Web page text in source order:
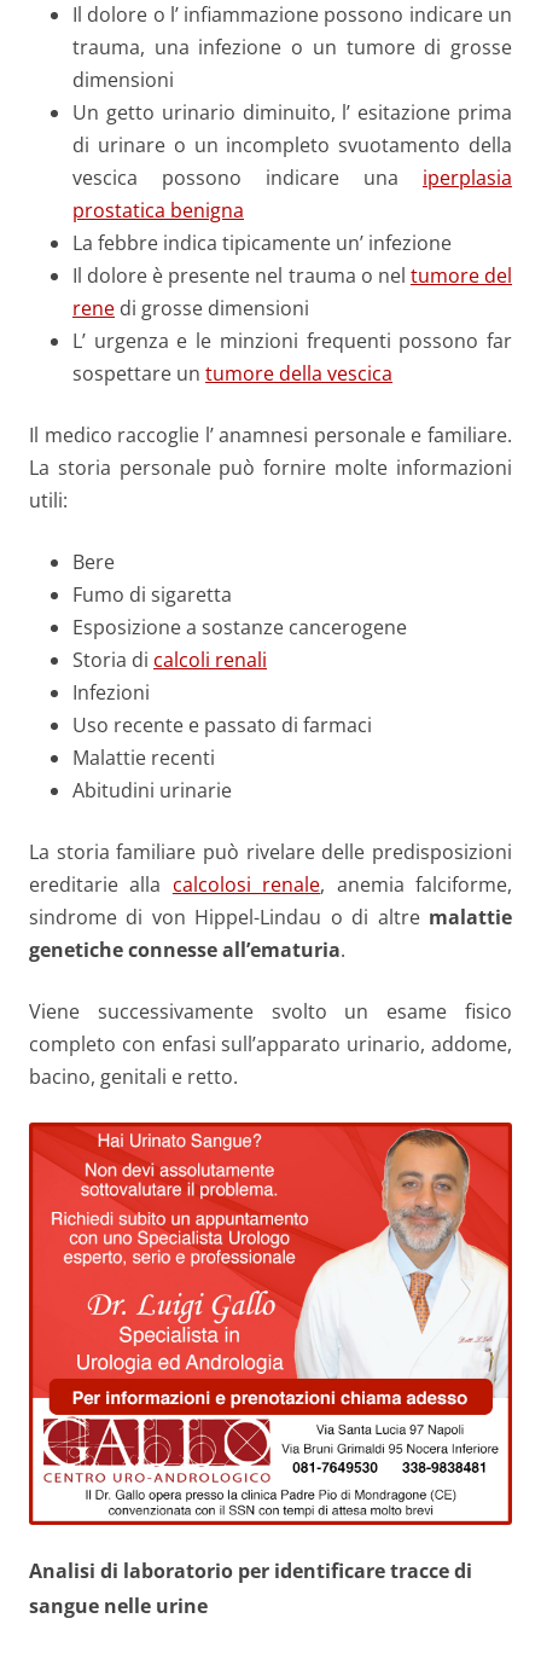
Il dolore o l’ infiammazione possono indicare un
trauma, una infezione o un tumore di grosse
dimensioni
Un getto urinario diminuito, l’ esitazione prima
di urinare o un incompleto svuotamento della
vescica possono indicare una iperplasia
prostatica benigna
La febbre indica tipicamente un’ infezione
Il dolore è presente nel trauma o nel tumore del
rene di grosse dimensioni
L’ urgenza e le minzioni frequenti possono far
sospettare un tumore della vescica
Il medico raccoglie l’ anamnesi personale e familiare.
La storia personale può fornire molte informazioni
utili:
Bere
Fumo di sigaretta
Esposizione a sostanze cancerogene
Storia di calcoli renali
Infezioni
Uso recente e passato di farmaci
Malattie recenti
Abitudini urinarie
La storia familiare può rivelare delle predisposizioni
ereditarie alla calcolosi renale, anemia falciforme,
sindrome di von Hippel-Lindau o di altre malattie
genetiche connesse all’ematuria.
Viene successivamente svolto un esame fisico
completo con enfasi sull’apparato urinario, addome,
bacino, genitali e retto.
Analisi di laboratorio per identificare tracce di
sangue nelle urine